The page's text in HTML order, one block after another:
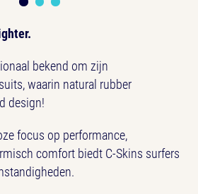
bekend om zijn
waarin natural rubber
design!
focus op performance,
comfort biedt C-Skins surfers